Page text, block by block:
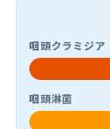
咽頭クラミジア
咽頭淋菌